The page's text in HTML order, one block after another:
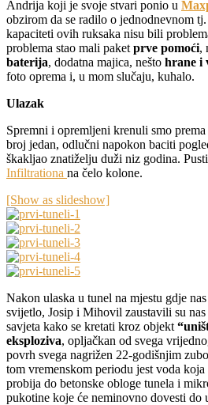
Andrija koji je svoje stvari ponio u
obzirom da se radilo o jednodnevnom
kapaciteti ovih ruksaka nisu bili
problema stao mali paket prve pomoći,
baterija, dodatna majica, nešto hrane i
foto oprema i, u mom slučaju, kuhalo.
Ulazak
Spremni i opremljeni krenuli smo
broj jedan, odlučni napokon baciti
škakljao znatiželju duži niz godina.
Infiltrationa na čelo kolone.
[Show as slideshow]
Nakon ulaska u tunel na mjestu gdje
svijetlo, Josip i Mihovil zaustavili su
savjeta kako se kretati kroz objekt
eksploziva, opljačkan od svega
povrh svega nagrižen 22-godišnjim
tom vremenskom periodu jest voda
probija do betonske obloge tunela i
pukotine koje će neminovno dovesti do